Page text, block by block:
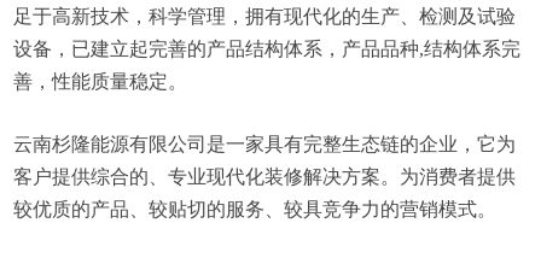
足于高新技术，科学管理，拥有现代化的生产、检测及试验
设备，已建立起完善的产品结构体系，产品品种,结构体系完
善，性能质量稳定。
云南杉隆能源有限公司是一家具有完整生态链的企业，它为
客户提供综合的、专业现代化装修解决方案。为消费者提供
较优质的产品、较贴切的服务、较具竞争力的营销模式。